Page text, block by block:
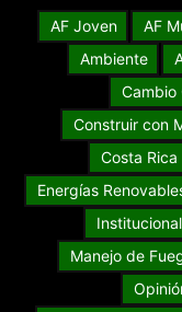
AF Joven AF
Ambiente
Cambio
Construir con
Costa Rica
Energías
Manejo de